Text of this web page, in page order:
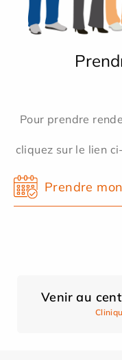
Pour prendre
cliquez sur le lien
Prendre
Venir au